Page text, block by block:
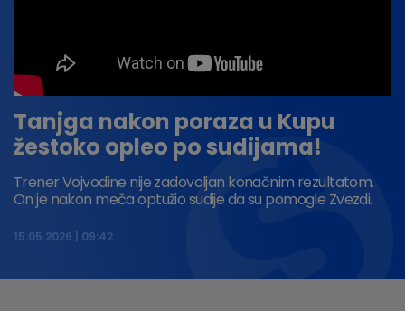
Tanjga nakon poraza u Kupu
žestoko opleo po sudijama!
Trener Vojvodine nije zadovoljan konačnim rezultatom.
On je nakon meča optužio sudije da su pomogle Zvezdi.
15.05.2026 09:42